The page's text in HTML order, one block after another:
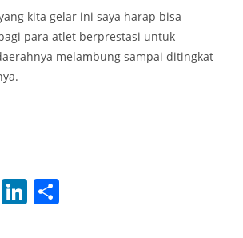
kita gelar ini saya harap bisa
para atlet berprestasi untuk
melambung sampai ditingkat
W Li